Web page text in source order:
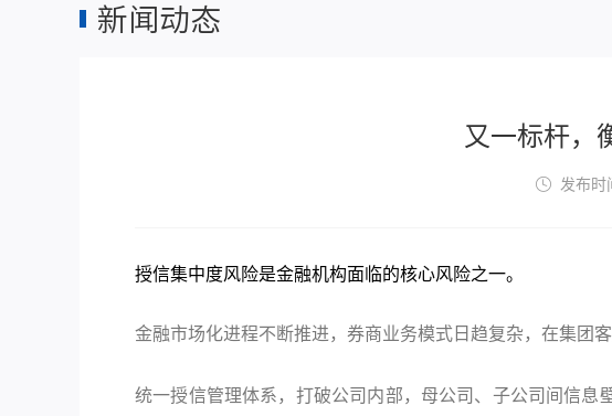
新闻动态
又一标杆，
发布
授信集中度风险是金融机构面临的核心风险之一。
金融市场化进程不断推进，券商业务模式日趋复杂，在集团
统一授信管理体系，打破公司内部，母公司、子公司间信